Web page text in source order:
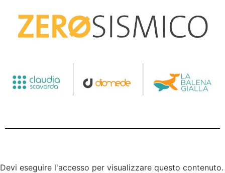
Devi eseguire l'accesso per visualizzare questo contenuto.